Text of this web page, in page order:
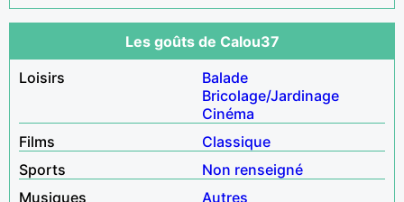
Les goûts de Calou37
Loisirs
Balade
Bricolage/Jardinage
Cinéma
Films
Classique
Sports
Non renseigné
Musiques
Autres